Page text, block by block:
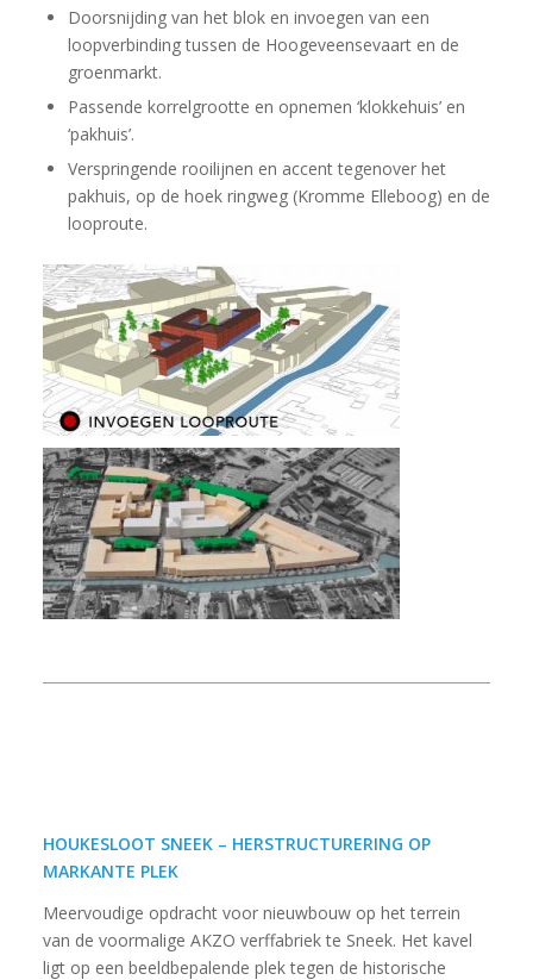
Doorsnijding van het blok en invoegen van een
loopverbinding tussen de Hoogeveensevaart en de
groenmarkt.
Passende korrelgrootte en opnemen ‘klokkehuis’ en
‘pakhuis’.
Verspringende rooilijnen en accent tegenover het
pakhuis, op de hoek ringweg (Kromme Elleboog) en de
looproute.
HOUKESLOOT SNEEK – HERSTRUCTURERING OP
MARKANTE PLEK
Meervoudige opdracht voor nieuwbouw op het terrein
van de voormalige AKZO verffabriek te Sneek. Het kavel
ligt op een beeldbepalende plek tegen de historische